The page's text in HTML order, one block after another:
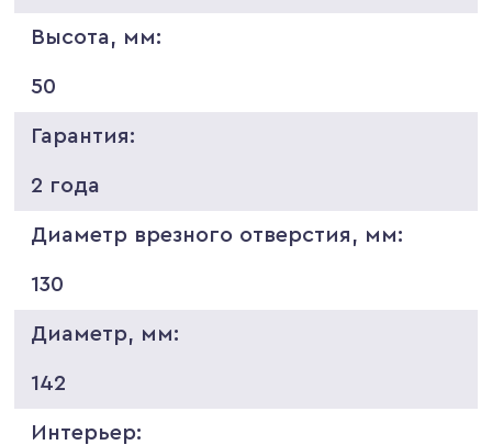
Высота, мм:
50
Гарантия:
2 года
Диаметр врезного отверстия, мм:
130
Диаметр, мм:
142
Интерьер: